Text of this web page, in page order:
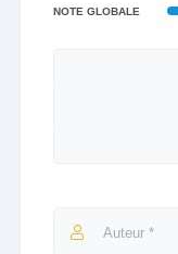
NOTE GLOBALE